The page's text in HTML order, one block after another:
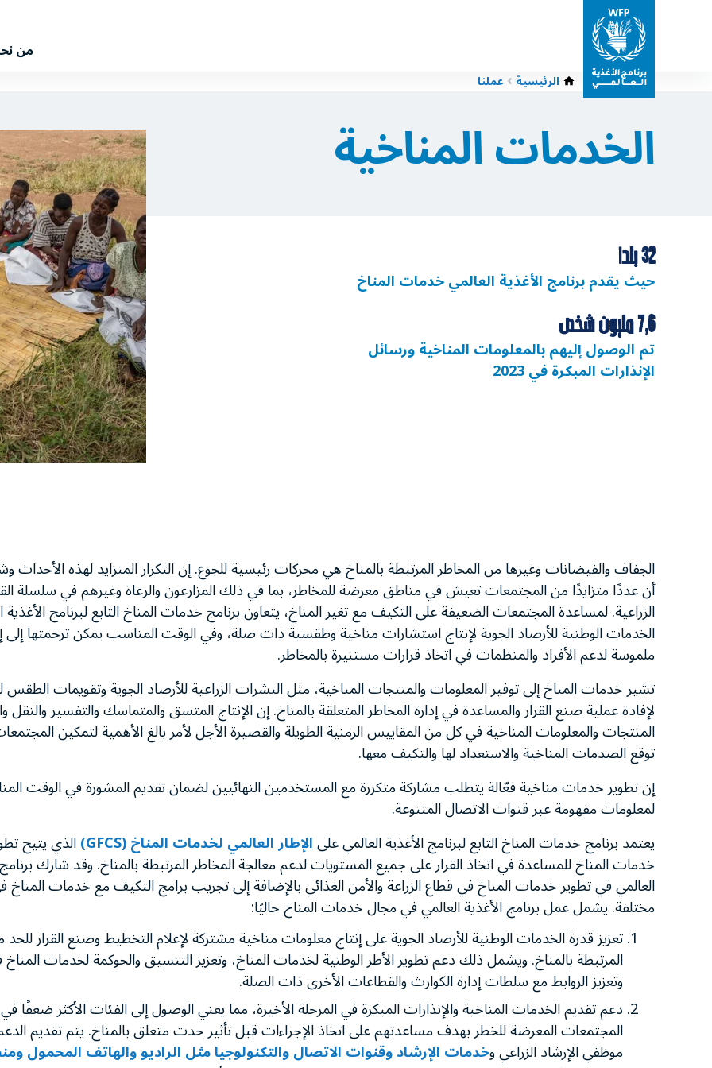
من
الرئيسية عملنا
الخدمات المناخية
32 بلدا
حيث يقدم برنامج الأغذية العالمي خدمات المناخ
7,6 مليون شخص
تم الوصول إليهم بالمعلومات المناخية ورسائل
الإنذارات المبكرة في 2023
الجفاف والفيضانات وغيرها من المخاطر المرتبطة بالمناخ هي محركات رئيسية للجوع. إن التكرار المتزايد لهذه الأحداث
أن عددًا متزايدًا من المجتمعات تعيش في مناطق معرضة للمخاطر، بما في ذلك المزارعون والرعاة وغيرهم في سلسلة
الزراعية. لمساعدة المجتمعات الضعيفة على التكيف مع تغير المناخ، يتعاون برنامج خدمات المناخ التابع لبرنامج الأغذية
الخدمات الوطنية للأرصاد الجوية لإنتاج استشارات مناخية وطقسية ذات صلة، وفي الوقت المناسب يمكن ترجمتها إلى
ملموسة لدعم الأفراد والمنظمات في اتخاذ قرارات مستنيرة بالمخاطر.
تشير خدمات المناخ إلى توفير المعلومات والمنتجات المناخية، مثل النشرات الزراعية للأرصاد الجوية وتقويمات
لإفادة عملية صنع القرار والمساعدة في إدارة المخاطر المتعلقة بالمناخ. إن الإنتاج المتسق والمتماسك والتفسير والنقل
المنتجات والمعلومات المناخية في كل من المقاييس الزمنية الطويلة والقصيرة الأجل لأمر بالغ الأهمية لتمكين
توقع الصدمات المناخية والاستعداد لها والتكيف معها.
إن تطوير خدمات مناخية فعّالة يتطلب مشاركة متكررة مع المستخدمين النهائيين لضمان تقديم المشورة في الوقت
لمعلومات مفهومة عبر قنوات الاتصال المتنوعة.
يعتمد برنامج خدمات المناخ التابع لبرنامج الأغذية العالمي علىالإطار العالمي لخدمات المناخ (GFCS) الذي يتيح
خدمات المناخ للمساعدة في اتخاذ القرار على جميع المستويات لدعم معالجة المخاطر المرتبطة بالمناخ. وقد شارك
العالمي في تطوير خدمات المناخ في قطاع الزراعة والأمن الغذائي بالإضافة إلى تجريب برامج التكيف مع خدمات المناخ
مختلفة. يشمل عمل برنامج الأغذية العالمي في مجال خدمات المناخ حاليًا:
تعزيز قدرة الخدمات الوطنية للأرصاد الجوية على إنتاج معلومات مناخية مشتركة لإعلام التخطيط وصنع القرار
المرتبطة بالمناخ. ويشمل ذلك دعم تطوير الأطر الوطنية لخدمات المناخ، وتعزيز التنسيق والحوكمة لخدمات
وتعزيز الروابط مع سلطات إدارة الكوارث والقطاعات الأخرى ذات الصلة.
دعم تقديم الخدمات المناخية والإنذارات المبكرة في المرحلة الأخيرة، مما يعني الوصول إلى الفئات الأكثر ضعفًا في
المجتمعات المعرضة للخطر بهدف مساعدتهم على اتخاذ الإجراءات قبل تأثير حدث متعلق بالمناخ. يتم تقديم
موظفي الإرشاد الزراعي وخدمات الإرشاد وقنوات الاتصال والتكنولوجيا مثل الراديو والهاتف المحمول